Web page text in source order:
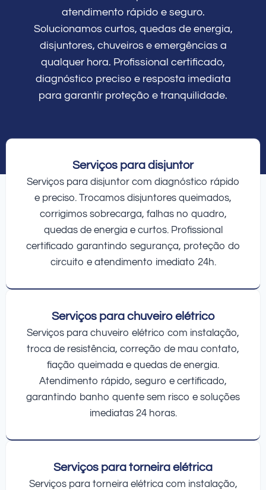
atendimento rápido e seguro.
Solucionamos curtos, quedas de energia,
disjuntores, chuveiros e emergências a
qualquer hora. Profissional certificado,
diagnóstico preciso e resposta imediata
para garantir proteção e tranquilidade.
Serviços para disjuntor
Serviços para disjuntor com diagnóstico rápido
e preciso. Trocamos disjuntores queimados,
corrigimos sobrecarga, falhas no quadro,
quedas de energia e curtos. Profissional
certificado garantindo segurança, proteção do
circuito e atendimento imediato 24h.
Serviços para chuveiro elétrico
Serviços para chuveiro elétrico com instalação,
troca de resistência, correção de mau contato,
fiação queimada e quedas de energia.
Atendimento rápido, seguro e certificado,
garantindo banho quente sem risco e soluções
imediatas 24 horas.
Serviços para torneira elétrica
Serviços para torneira elétrica com instalação,